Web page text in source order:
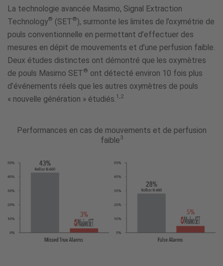
through
Motion
and
Low
Perfusion™
La technologie avancée Masimo, Signal Extraction
Technology® (SET®), surmonte les limites de l’oxymétrie de
pouls conventionnelle en permettant d’effectuer des
mesures en dépit de mouvements et d’une perfusion faible.
Deux études distinctes ont démontré que les oxymètres
de pouls Masimo SET® ont détecté environ 10 fois plus
d’événements réels que les autres oxymètres de pouls
« nouvelle génération » étudiés.1,2
Performances en cas de mouvements et de perfusion
faible3